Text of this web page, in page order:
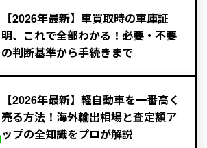
【2026年最新】車買取時の車庫証
明、これで全部わかる！必要・不要
の判断基準から手続きまで
【2026年最新】軽自動車を一番高く
売る方法！海外輸出相場と査定額ア
ップの全知識をプロが解説